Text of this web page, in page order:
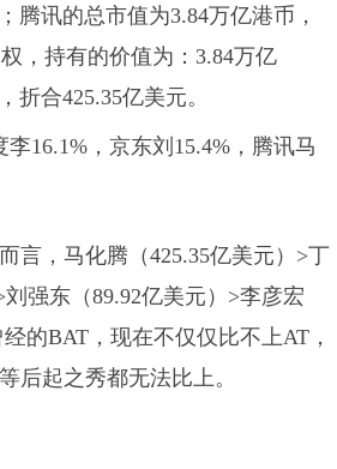
腾讯的总市值为3.84万亿港币，
，持有的价值为：3.84万亿
折合425.35亿美元。
言，马化腾（425.35亿美元）>丁
强东（89.92亿美元）>李彦宏
经的BAT，现在不仅仅比不上AT，
后起之秀都无法比上。